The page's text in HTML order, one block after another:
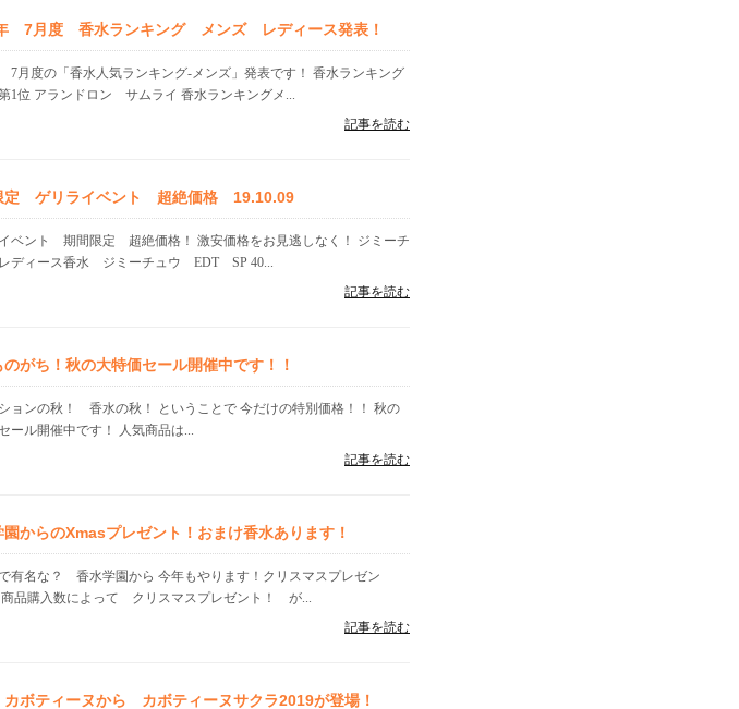
7月度 香水ランキング メンズ レディース発表！
7月度の「香水人気ランキング-メンズ」発表です！ 香水ランキング
1位 アランドロン サムライ 香水ランキングメ...
記事を読む
定 ゲリライベント 超絶価格 19.10.09
ベント 期間限定 超絶価格！ 激安価格をお見逃しなく！ ジミーチ
ディース香水 ジミーチュウ EDT SP 40...
記事を読む
のがち！秋の大特価セール開催中です！！
ョンの秋！ 香水の秋！ ということで 今だけの特別価格！！ 秋の
ール開催中です！ 人気商品は...
記事を読む
園からのXmasプレゼント！おまけ香水あります！
有名な？ 香水学園から 今年もやります！クリスマスプレゼン
商品購入数によって クリスマスプレゼント！ が...
記事を読む
ボティーヌから カボティーヌサクラ2019が登場！